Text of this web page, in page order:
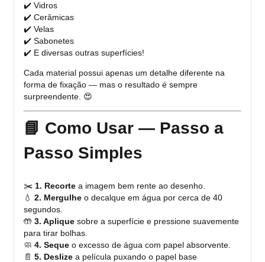
✔️ Vidros
✔️ Cerâmicas
✔️ Velas
✔️ Sabonetes
✔️ E diversas outras superfícies!
Cada material possui apenas um detalhe diferente na
forma de fixação — mas o resultado é sempre
surpreendente. 😍
📘 Como Usar — Passo a
Passo Simples
✂️ 1. Recorte a imagem bem rente ao desenho.
💧 2. Mergulhe o decalque em água por cerca de 40
segundos.
🤲 3. Aplique sobre a superfície e pressione suavemente
para tirar bolhas.
🧼 4. Seque o excesso de água com papel absorvente.
📄 5. Deslize a película puxando o papel base